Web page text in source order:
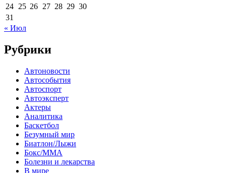
24 25 26 27 28 29 30
31
« Июл
Рубрики
Автоновости
Автособытия
Автоспорт
Автоэксперт
Актеры
Аналитика
Баскетбол
Безумный мир
Биатлон/Лыжи
Бокс/MMA
Болезни и лекарства
В мире